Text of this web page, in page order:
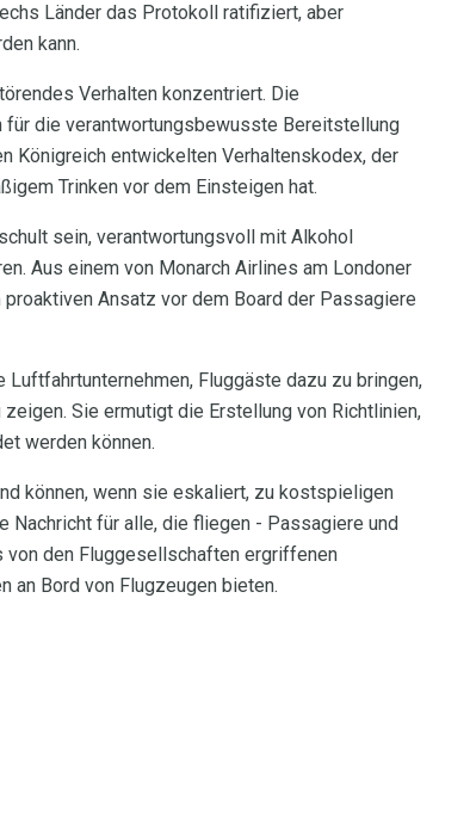
Länder das Protokoll ratifiziert, aber
kann.
Verhalten konzentriert. Die
für die verantwortungsbewusste Bereitstellung
Königreich entwickelten Verhaltenskodex, der
Trinken vor dem Einsteigen hat.
sein, verantwortungsvoll mit Alkohol
Aus einem von Monarch Airlines am Londoner
Ansatz vor dem Board der Passagiere
Fluggäste dazu zu bringen,
Sie ermutigt die Erstellung von Richtlinien,
werden können.
können, wenn sie eskaliert, zu kostspieligen
für alle, die fliegen - Passagiere und
von den Fluggesellschaften ergriffenen
an Bord von Flugzeugen bieten.